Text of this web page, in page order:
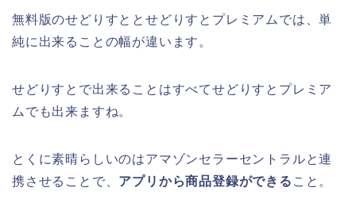
無料版のせどりすととせどりすとプレミアムでは、単
純に出来ることの幅が違います。
せどりすとで出来ることはすべてせどりすとプレミア
ムでも出来ますね。
とくに素晴らしいのはアマゾンセラーセントラルと連
携させることで、 アプリから商品登録ができる こと。